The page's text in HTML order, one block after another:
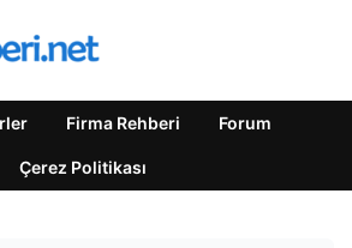
Firma Rehberi Forum
Çerez Politikası